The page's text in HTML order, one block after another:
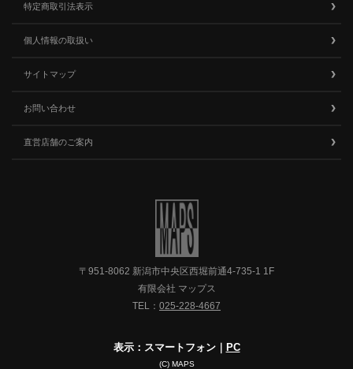
特定商取引法表示
個人情報の取扱い
サイトマップ
お問い合わせ
直営店舗のご案内
〒951-8062 新潟市中央区西堀前通4-735-1 1F
有限会社 マップス
TEL： 025-228-4667
表示：スマートフォン｜ PC
(C) MAPS